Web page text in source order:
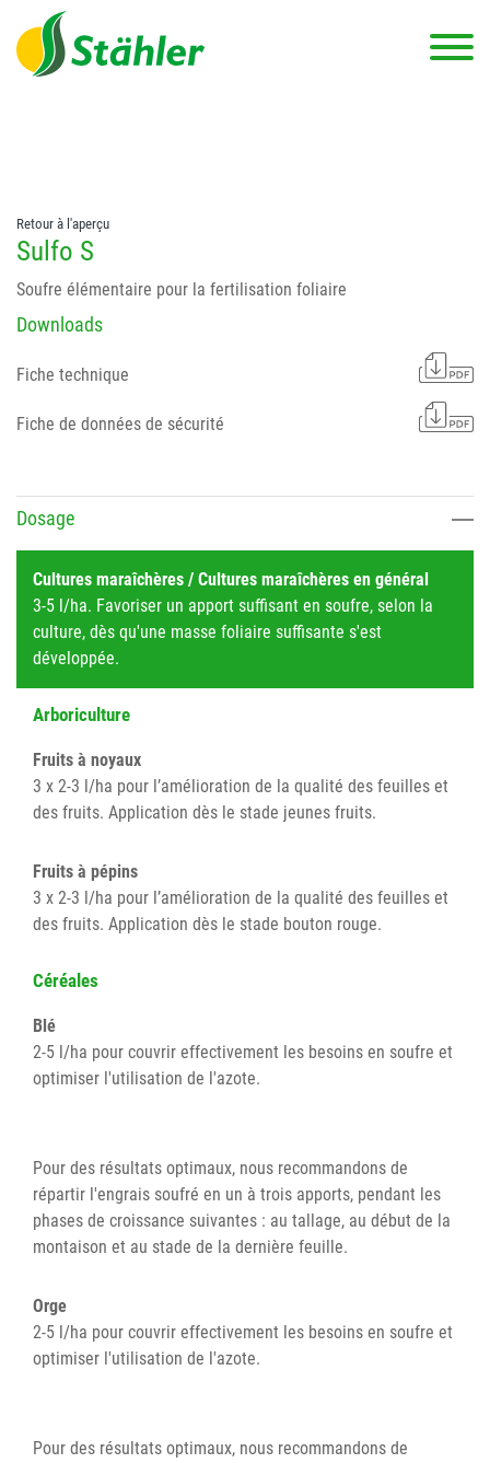
string(78) "Test 12 {FONT:12} // Dosierungen: test 123 dfasdf
asdfW134 245 34" string(62) "Test 12 {FONT:12} Dosierungen: test
123 dfasdf asdfW134 245 34"
Retour à l'aperçu
Sulfo S
Soufre élémentaire pour la fertilisation foliaire
Downloads
Fiche technique
Fiche de données de sécurité
Dosage
Cultures maraîchères / Cultures maraîchères en général
3-5 l/ha. Favoriser un apport suffisant en soufre, selon la
culture, dès qu'une masse foliaire suffisante s'est
développée.
Arboriculture
Fruits à noyaux
3 x 2-3 l/ha pour l’amélioration de la qualité des feuilles et
des fruits. Application dès le stade jeunes fruits.
Fruits à pépins
3 x 2-3 l/ha pour l’amélioration de la qualité des feuilles et
des fruits. Application dès le stade bouton rouge.
Céréales
Blé
2-5 l/ha pour couvrir effectivement les besoins en soufre et
optimiser l'utilisation de l'azote.
Pour des résultats optimaux, nous recommandons de
répartir l'engrais soufré en un à trois apports, pendant les
phases de croissance suivantes : au tallage, au début de la
montaison et au stade de la dernière feuille.
Orge
2-5 l/ha pour couvrir effectivement les besoins en soufre et
optimiser l'utilisation de l'azote.
Pour des résultats optimaux, nous recommandons de